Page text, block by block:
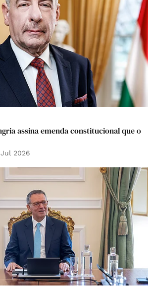
assina emenda constitucional que o
Jul 2026